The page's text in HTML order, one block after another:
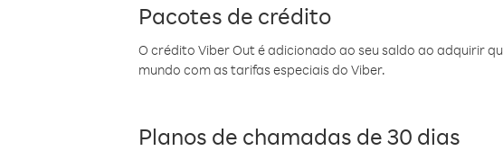
Pacotes de crédito
O crédito Viber Out é adicionado ao seu saldo ao adquirir
mundo com as tarifas especiais do Viber.
Planos de chamadas de 30 dias